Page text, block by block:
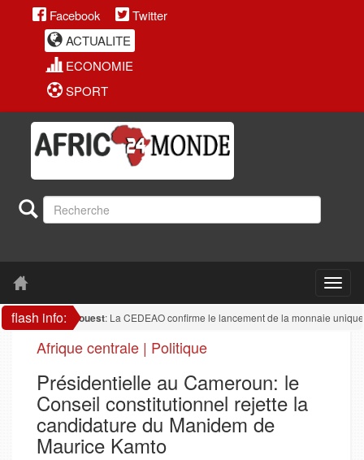
Facebook
Twitter
ACTUALITE
ECONOMIE
SPORT
flash info:
de l'ouest : La CEDEAO confirme le lancement de la monnaie unique en
Afrique centrale | Politique
Présidentielle au Cameroun: le
Conseil constitutionnel rejette la
candidature du Manidem de
Maurice Kamto